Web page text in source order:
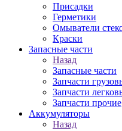
Присадки
Герметики
Омыватели
Краски
Запасные части
Назад
Запасные части
Запчасти
Запчасти
Запчасти прочие
Аккумуляторы
Назад